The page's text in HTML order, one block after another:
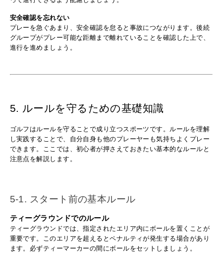
安全確認を忘れない
プレーを急ぐあまり、安全確認を怠ると事故につながります。後続
グループがプレー可能な距離まで離れていることを確認した上で、
進行を進めましょう。
5. ルールを守るための基礎知識
ゴルフはルールを守ることで成り立つスポーツです。ルールを理解
し実践することで、自分自身も他のプレーヤーも気持ちよくプレー
できます。ここでは、初心者が押さえておきたい基本的なルールと
注意点を解説します。
5-1. スタート前の基本ルール
ティーグラウンドでのルール
ティーグラウンドでは、指定されたエリア内にボールを置くことが
重要です。このエリアを超えるとペナルティが発生する場合があり
ます。必ずティーマーカーの間にボールをセットしましょう。